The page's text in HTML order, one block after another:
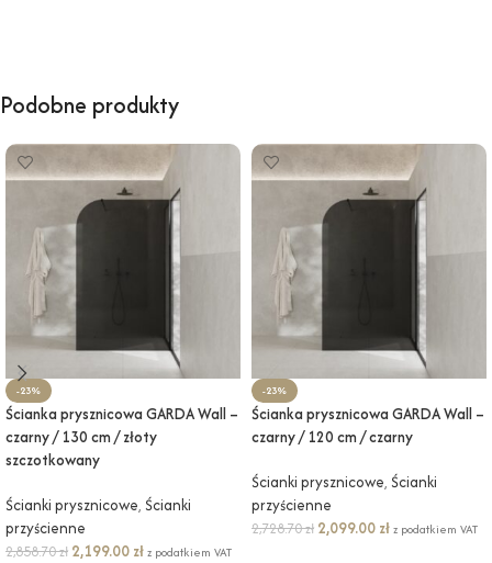
Podobne produkty
-23%
Ścianka prysznicowa GARDA Wall –
czarny / 130 cm / złoty
szczotkowany
Ścianki prysznicowe, Ścianki
przyścienne
2,858.70zł 2,199.00 złz podatkiem VAT
-23%
Ścianka prysznicowa GARDA Wall –
czarny / 120 cm / czarny
Ścianki prysznicowe, Ścianki
przyścienne
2,728.70zł 2,099.00 złz podatkiem VAT